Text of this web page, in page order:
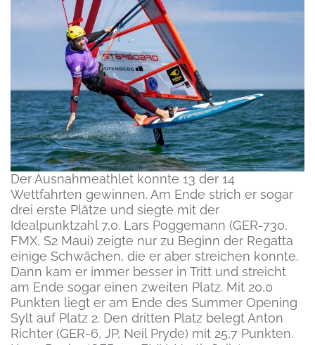
Der Ausnahmeathlet konnte 13 der 14
Wettfahrten gewinnen. Am Ende strich er sogar
drei erste Plätze und siegte mit der
Idealpunktzahl 7,0. Lars Poggemann (GER-730,
FMX, S2 Maui) zeigte nur zu Beginn der Regatta
einige Schwächen, die er aber streichen konnte.
Dann kam er immer besser in Tritt und streicht
am Ende sogar einen zweiten Platz. Mit 20,0
Punkten liegt er am Ende des Summer Opening
Sylt auf Platz 2. Den dritten Platz belegt Anton
Richter (GER-6, JP, Neil Pryde) mit 25,7 Punkten.